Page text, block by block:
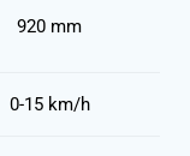
920 mm
0-15 km/h